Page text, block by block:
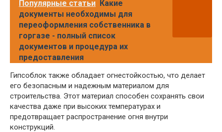
Популярные статьи Какие
документы необходимы для
переоформления собственника в
горгазе - полный список
документов и процедура их
предоставления
Гипсоблок также обладает огнестойкостью, что делает
его безопасным и надежным материалом для
строительства. Этот материал способен сохранять свои
качества даже при высоких температурах и
предотвращает распространение огня внутри
конструкций.